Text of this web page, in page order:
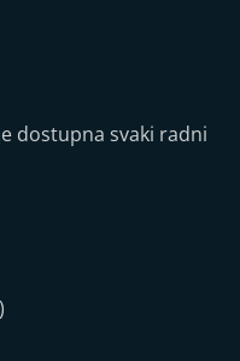
dostupna svaki radni